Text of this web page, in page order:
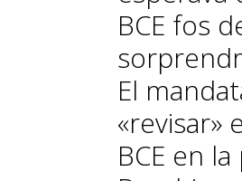
BCE fos
El
«revisar»
BCE en